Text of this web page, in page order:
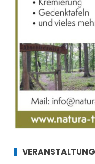
VERANSTALTUNG